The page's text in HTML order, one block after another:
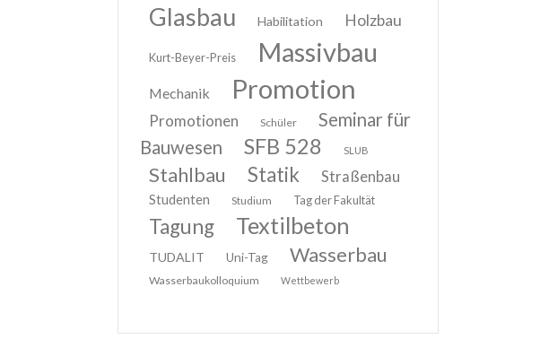
Glasbau Habilitation Holzbau
Kurt-Beyer-Preis Massivbau
Mechanik Promotion
Promotionen Schüler
Seminar für
Bauwesen
SFB 528 SLUB
Stahlbau Statik Straßenbau
Studenten Studium Tag der Fakultät
Tagung Textilbeton
TUDALIT Uni-Tag Wasserbau
Wasserbaukolloquium Wettbewerb